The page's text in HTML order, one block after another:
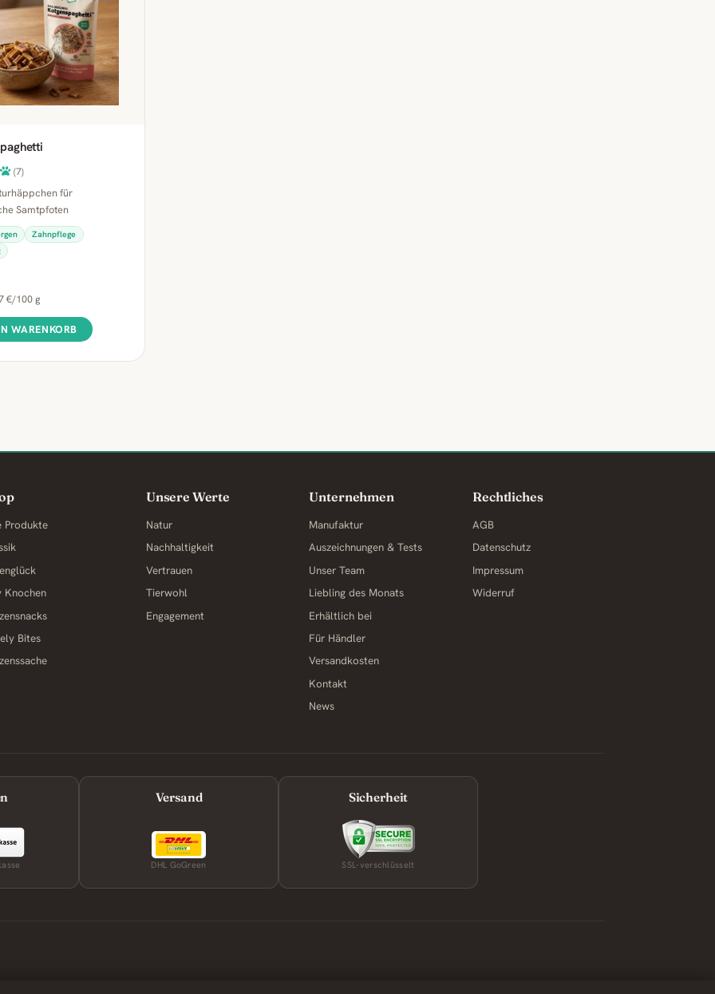
(7)
für
Samtpfoten
Zahnpflege
€/100 g
WARENKORB
Produkte
Knochen
Bites
Unsere Werte
Natur
Nachhaltigkeit
Vertrauen
Tierwohl
Engagement
Unternehmen
Manufaktur
Auszeichnungen & Tests
Unser Team
Liebling des Monats
Erhältlich bei
Für Händler
Versandkosten
Kontakt
News
Rechtliches
AGB
Datenschutz
Impressum
Widerruf
Versand
DHL GoGreen
Sicherheit
SSL-verschlüsselt